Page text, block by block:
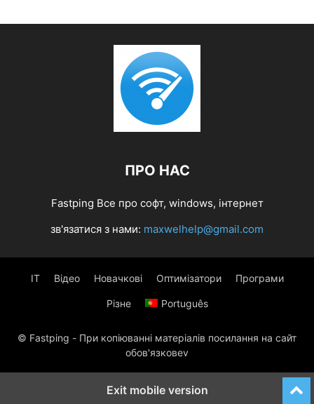
ПРО НАС
Fastping Все про софт, windows, інтернет
зв'язатися з нами: maxwelhelp@gmail.com
IT Відео Новачкові Оптимізатори Програми
Різне Português
© Fastping - При копіюванні матеріалів посилання на сайт
обов'язковеv
Exit mobile version